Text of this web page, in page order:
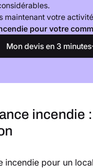
maintenant votre
pour votre
Mon devis en 3 minutes
incendie :
incendie pour un